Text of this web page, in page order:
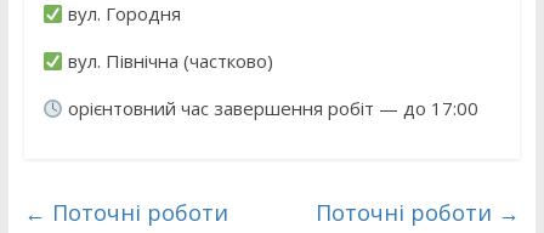
вул. Городня
вул. Північна (частково)
орієнтовний час завершення робіт — до 17:00
← Поточні роботи Поточні роботи →